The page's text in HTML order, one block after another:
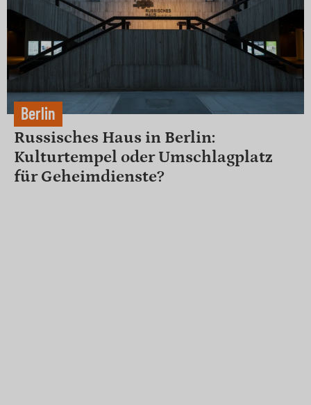
Berlin
Russisches Haus in Berlin:
Kulturtempel oder Umschlagplatz
für Geheimdienste?